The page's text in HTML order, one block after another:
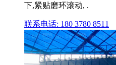
下,紧贴磨环滚动, .
联系电话: 180 3780 8511